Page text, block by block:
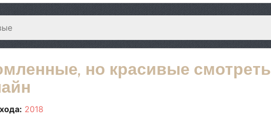
но красивые смотреть
2018